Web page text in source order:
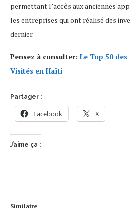
permettant l’accès aux anciennes
les entreprises qui ont réalisé des
dernier.
Pensez à consulter: Le Top 50 des
Visités en Haïti
Partager :
Facebook X
J’aime ça :
Similaire